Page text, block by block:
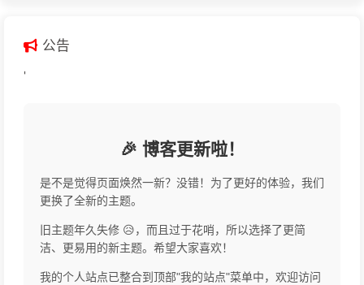
公告
'
🎉 博客更新啦！
是不是觉得页面焕然一新？没错！为了更好的体验，我们
更换了全新的主题。
旧主题年久失修 😥，而且过于花哨，所以选择了更简
洁、更易用的新主题。希望大家喜欢！
我的个人站点已整合到顶部"我的站点"菜单中，欢迎访问